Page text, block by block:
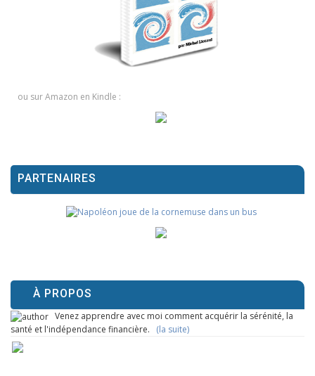
ou sur Amazon en Kindle :
PARTENAIRES
À PROPOS
Venez apprendre avec moi comment acquérir la sérénité, la
santé et l'indépendance financière. (la suite)